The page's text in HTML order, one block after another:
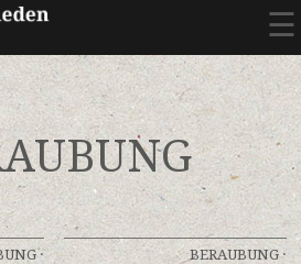
☰
· BERAUBUNG·